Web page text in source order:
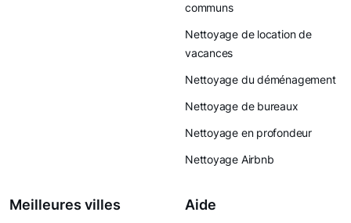
communs
Nettoyage de location de
vacances
Nettoyage du déménagement
Nettoyage de bureaux
Nettoyage en profondeur
Nettoyage Airbnb
Meilleures villes Aide